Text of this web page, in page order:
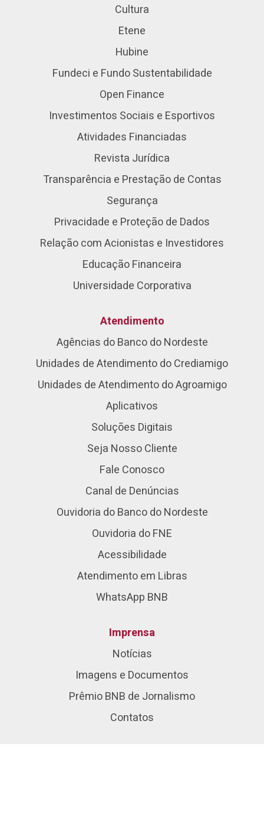
Cultura
Etene
Hubine
Fundeci e Fundo Sustentabilidade
Open Finance
Investimentos Sociais e Esportivos
Atividades Financiadas
Revista Jurídica
Transparência e Prestação de Contas
Segurança
Privacidade e Proteção de Dados
Relação com Acionistas e Investidores
Educação Financeira
Universidade Corporativa
Atendimento
Agências do Banco do Nordeste
Unidades de Atendimento do Crediamigo
Unidades de Atendimento do Agroamigo
Aplicativos
Soluções Digitais
Seja Nosso Cliente
Fale Conosco
Canal de Denúncias
Ouvidoria do Banco do Nordeste
Ouvidoria do FNE
Acessibilidade
Atendimento em Libras
WhatsApp BNB
Imprensa
Notícias
Imagens e Documentos
Prêmio BNB de Jornalismo
Contatos